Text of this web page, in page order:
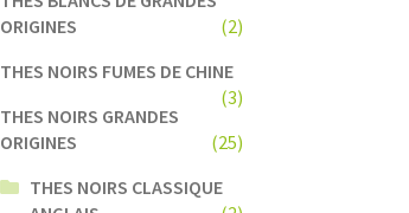
ORIGINES
(2)
THES NOIRS FUMES DE CHINE
(3)
THES NOIRS GRANDES
ORIGINES
(25)
THES NOIRS CLASSIQUE